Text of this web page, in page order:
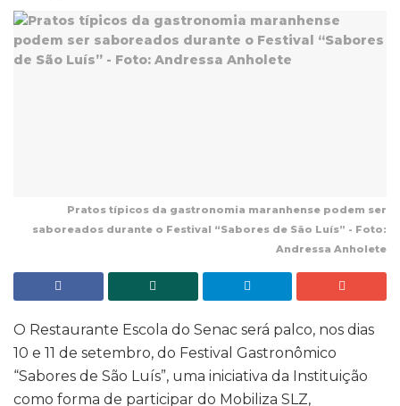
Pratos típicos da gastronomia maranhense podem ser
saboreados durante o Festival “Sabores de São Luís” - Foto:
Andressa Anholete
O Restaurante Escola do Senac será palco, nos dias
10 e 11 de setembro, do Festival Gastronômico
“Sabores de São Luís”, uma iniciativa da Instituição
como forma de participar do Mobiliza SLZ,